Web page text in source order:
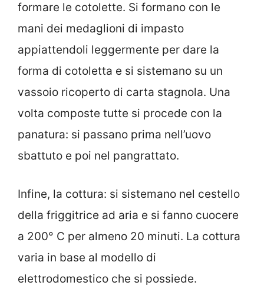
formare le cotolette. Si formano con le
mani dei medaglioni di impasto
appiattendoli leggermente per dare la
forma di cotoletta e si sistemano su un
vassoio ricoperto di carta stagnola. Una
volta composte tutte si procede con la
panatura: si passano prima nell’uovo
sbattuto e poi nel pangrattato.
Infine, la cottura: si sistemano nel cestello
della friggitrice ad aria e si fanno cuocere
a 200° C per almeno 20 minuti. La cottura
varia in base al modello di
elettrodomestico che si possiede.